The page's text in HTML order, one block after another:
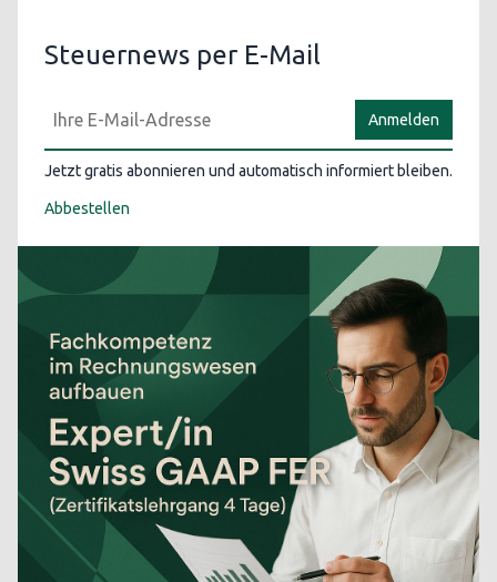
Steuernews per E-Mail
Anmelden
Jetzt gratis abonnieren und automatisch informiert bleiben.
Abbestellen